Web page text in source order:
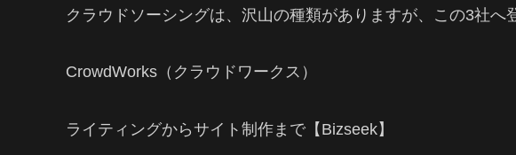
クラウドソーシングは、沢山の種類がありますが、この3社へ
CrowdWorks（クラウドワークス）
ライティングからサイト制作まで【Bizseek】